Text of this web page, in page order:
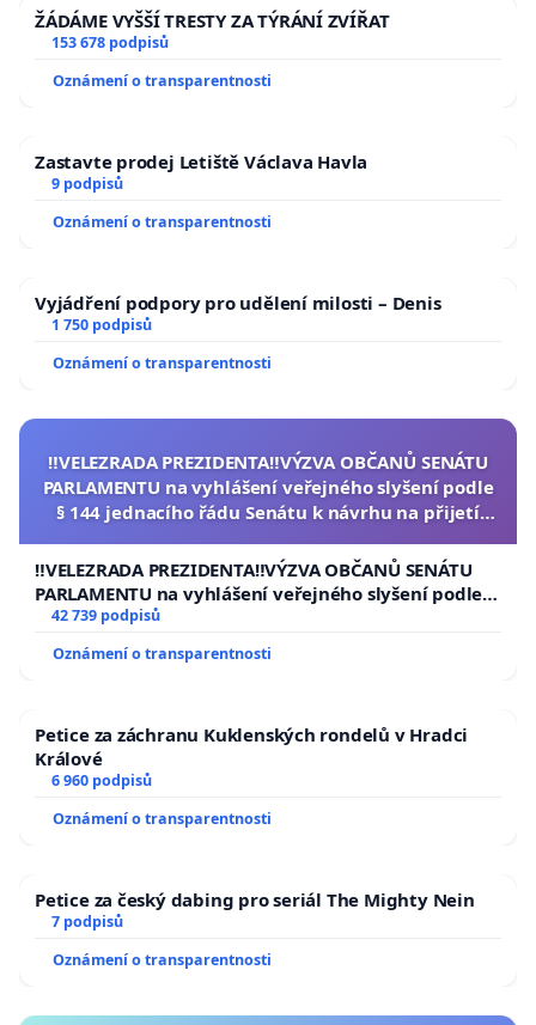
ŽÁDÁME VYŠŠÍ TRESTY ZA TÝRÁNÍ ZVÍŘAT
153 678 podpisů
Oznámení o transparentnosti
Zastavte prodej Letiště Václava Havla
9 podpisů
Oznámení o transparentnosti
Vyjádření podpory pro udělení milosti – Denis
1 750 podpisů
Oznámení o transparentnosti
‼️VELEZRADA PREZIDENTA‼️VÝZVA OBČANŮ SENÁTU
PARLAMENTU na vyhlášení veřejného slyšení podle
§ 144 jednacího řádu Senátu k návrhu na přijetí
republiky
‼️VELEZRADA PREZIDENTA‼️VÝZVA OBČANŮ SENÁTU
PARLAMENTU na vyhlášení veřejného slyšení podle §
144 jednacího řádu Senátu k návrhu na přijetí
republiky
42 739 podpisů
Oznámení o transparentnosti
Petice za záchranu Kuklenských rondelů v Hradci
Králové
6 960 podpisů
Oznámení o transparentnosti
Petice za český dabing pro seriál The Mighty Nein
7 podpisů
Oznámení o transparentnosti